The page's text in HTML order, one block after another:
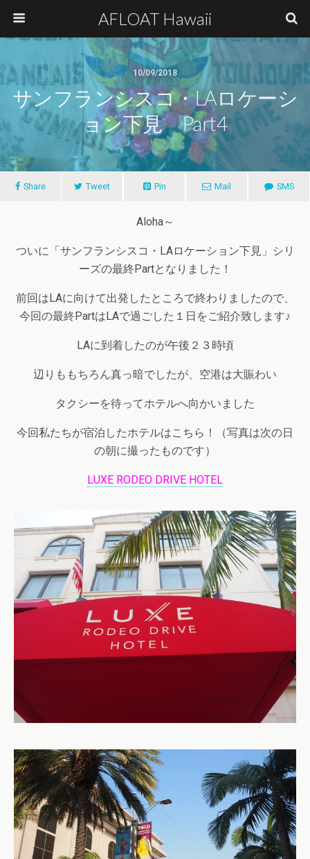
AFLOAT Hawaii
10/09/2018
サンフランシスコ・LAロケーシ
ョン下見 Part4
Share Tweet Pin Mail SMS
Aloha～
ついに「サンフランシスコ・LAロケーション下見」シリ
ーズの最終Partとなりました！
前回はLAに向けて出発したところで終わりましたので、
今回の最終PartはLAで過ごした１日をご紹介致します♪
LAに到着したのが午後２３時頃
辺りももちろん真っ暗でしたが、空港は大賑わい
タクシーを待ってホテルへ向かいました
今回私たちが宿泊したホテルはこちら！（写真は次の日
の朝に撮ったものです）
LUXE RODEO DRIVE HOTEL